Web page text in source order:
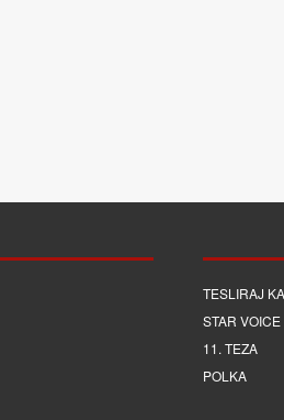
TESLIRAJ
STAR VOICE
11. TEZA
POLKA